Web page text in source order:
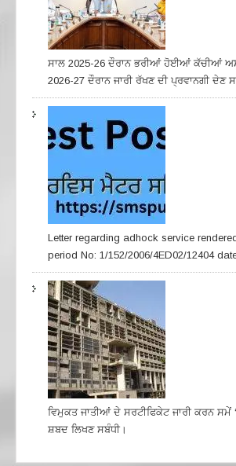
ਸਾਲ 2025-26 ਦੌਰਾਨ ਭਰੀਆਂ ਹੋਈਆਂ ਕੱਚੀਆਂ
2026-27 ਦੌਰਾਨ ਜਾਰੀ ਰੱਖਣ ਦੀ ਪ੍ਰਵਾਨਗੀ ਦੇਣ
Letter regarding adhock service
period No: 1/152/2006/4ED02/12404
ਵਿਮੁਕਤ ਜਾਤੀਆਂ ਦੇ ਸਰਟੀਫਿਕੇਟ ਜਾਰੀ ਕਰਨ ਸਮੇਂ
ਸ਼ਬਦ ਲਿਖਣ ਸਬੰਧੀ।